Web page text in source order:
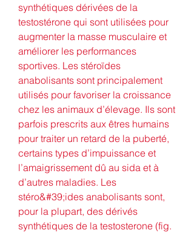
synthétiques dérivées de la
testostérone qui sont utilisées pour
augmenter la masse musculaire et
améliorer les performances
sportives. Les stéroïdes
anabolisants sont principalement
utilisés pour favoriser la croissance
chez les animaux d’élevage. Ils sont
parfois prescrits aux êtres humains
pour traiter un retard de la puberté,
certains types d’impuissance et
l’amaigrissement dû au sida et à
d’autres maladies. Les
stéro&#39;ides anabolisants sont,
pour la plupart, des dérivés
synthétiques de la testosterone (fig.